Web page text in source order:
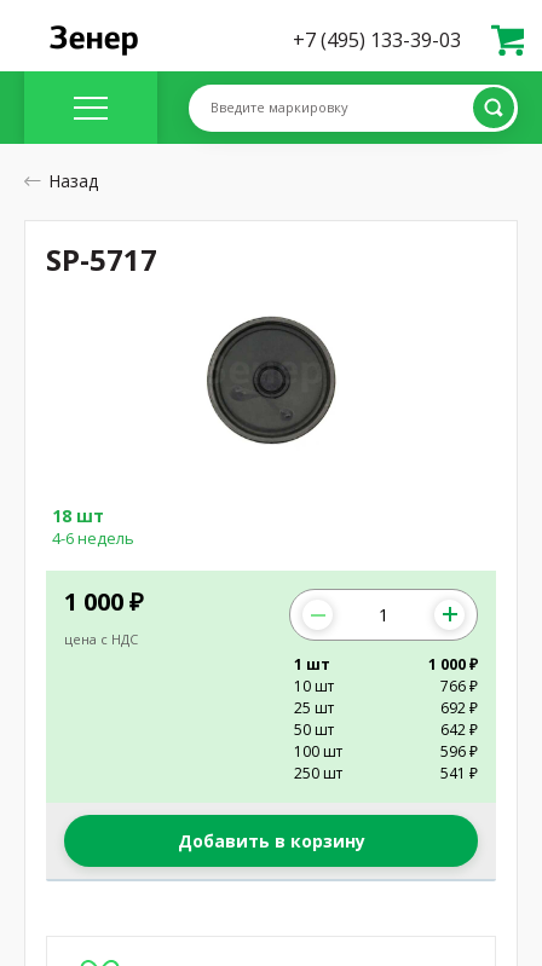
+7 (495) 133-39-03
Введите маркировку
Назад
1 000 ₽
цена с НДС
18 шт
4-6 недель
1 шт
1 000 ₽
10 шт
766 ₽
25 шт
692 ₽
50 шт
642 ₽
100 шт
596 ₽
250 шт
541 ₽
Добавить в корзину
SP-5717